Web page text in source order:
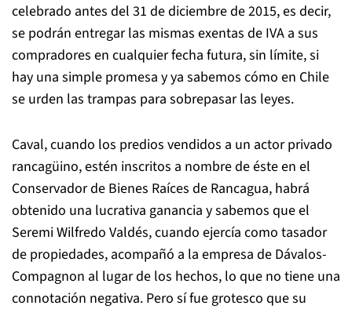
celebrado antes del 31 de diciembre de 2015, es decir,
se podrán entregar las mismas exentas de IVA a sus
compradores en cualquier fecha futura, sin límite, si
hay una simple promesa y ya sabemos cómo en Chile
se urden las trampas para sobrepasar las leyes.
Caval, cuando los predios vendidos a un actor privado
rancagüino, estén inscritos a nombre de éste en el
Conservador de Bienes Raíces de Rancagua, habrá
obtenido una lucrativa ganancia y sabemos que el
Seremi Wilfredo Valdés, cuando ejercía como tasador
de propiedades, acompañó a la empresa de Dávalos-
Compagnon al lugar de los hechos, lo que no tiene una
connotación negativa. Pero sí fue grotesco que su